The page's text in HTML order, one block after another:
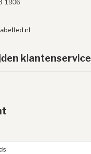
1906
klantenservice